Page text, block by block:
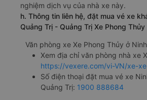
nghiệm dịch vụ của nhà xe này.
h. Thông tin liên hệ, đặt mua vé xe
Quảng Trị - Quảng Trị Xe Phong Thủy
Văn phòng xe Xe Phong Thủy ở
Xem địa chỉ văn phòng nhà xe
https://vexere.com/vi-VN/xe-
Số điện thoại đặt mua vé xe
Quảng Trị: 1900 888684